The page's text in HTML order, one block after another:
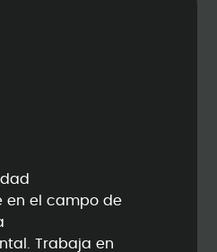
en el campo de
Trabaja en